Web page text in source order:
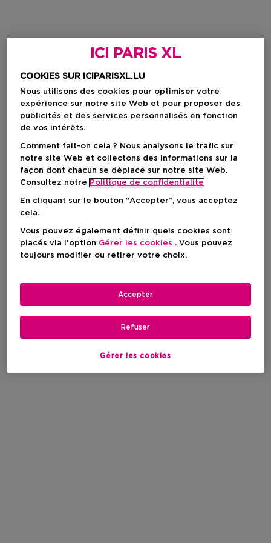
ICI PARIS XL
COOKIES SUR ICIPARISXL.LU
Nous utilisons des cookies pour optimiser votre
expérience sur notre site Web et pour proposer des
publicités et des services personnalisés en fonction
de vos intérêts.
Comment fait-on cela ? Nous analysons le trafic sur
notre site Web et collectons des informations sur la
façon dont chacun se déplace sur notre site Web.
Consultez notre Politique de confidentialite
En cliquant sur le bouton “Accepter”, vous acceptez
cela.
Vous pouvez également définir quels cookies sont
placés via l'option Gérer les cookies . Vous pouvez
toujours modifier ou retirer votre choix.
Gérer les cookies
Refuser
Accepter